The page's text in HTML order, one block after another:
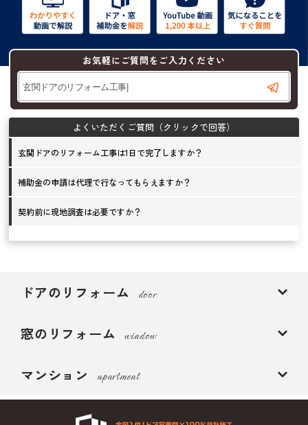
お気軽にご質問をご入力ください
玄関ドアのリフォーム工事は1日で完了しますか？
補助金の申請は代理で行なってもらえますか？
契約前に現地調査は必要ですか？
ドアのリフォーム door
窓のリフォーム window
マンション apartment